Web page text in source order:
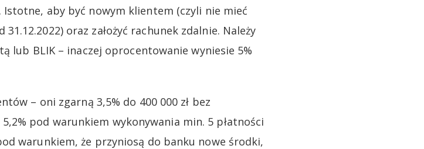
. Istotne, aby być nowym klientem (czyli nie mieć
oraz założyć rachunek zdalnie. Należy
lub BLIK – inaczej oprocentowanie wyniesie 5%
– oni zgarną 3,5% do 400 000 zł bez
pod warunkiem wykonywania min. 5 płatności
warunkiem, że przyniosą do banku nowe środki,